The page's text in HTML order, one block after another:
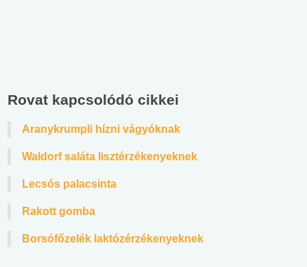
Rovat kapcsolódó cikkei
Aranykrumpli hízni vágyóknak
Waldorf saláta lisztérzékenyeknek
Lecsós palacsinta
Rakott gomba
Borsófőzelék laktózérzékenyeknek